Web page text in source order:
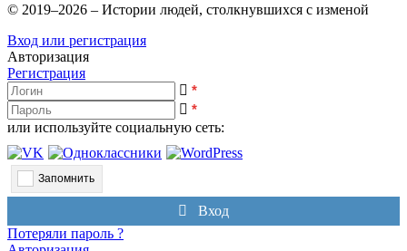
© 2019–2026 – Истории людей, столкнувшихся с изменой
Вход или регистрация
Авторизация
Регистрация
*
*
или используйте социальную сеть:
Запомнить
Вход
Потеряли пароль ?